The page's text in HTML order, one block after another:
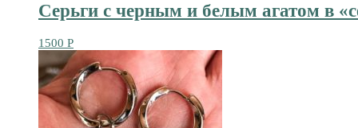
Серьги с черным и белым агатом в
1500 Р